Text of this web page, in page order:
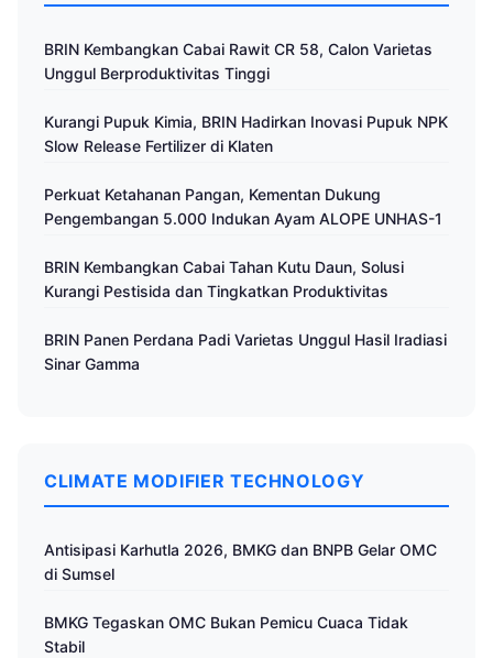
BRIN Kembangkan Cabai Rawit CR 58, Calon Varietas
Unggul Berproduktivitas Tinggi
Kurangi Pupuk Kimia, BRIN Hadirkan Inovasi Pupuk NPK
Slow Release Fertilizer di Klaten
Perkuat Ketahanan Pangan, Kementan Dukung
Pengembangan 5.000 Indukan Ayam ALOPE UNHAS-1
BRIN Kembangkan Cabai Tahan Kutu Daun, Solusi
Kurangi Pestisida dan Tingkatkan Produktivitas
BRIN Panen Perdana Padi Varietas Unggul Hasil Iradiasi
Sinar Gamma
CLIMATE MODIFIER TECHNOLOGY
Antisipasi Karhutla 2026, BMKG dan BNPB Gelar OMC
di Sumsel
BMKG Tegaskan OMC Bukan Pemicu Cuaca Tidak
Stabil